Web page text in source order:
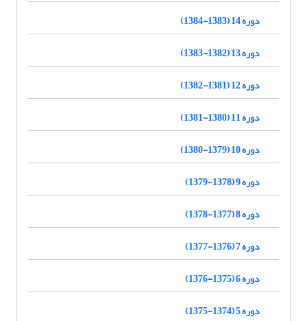
دوره 14 (1383-1384)
دوره 13 (1382-1383)
دوره 12 (1381-1382)
دوره 11 (1380-1381)
دوره 10 (1379-1380)
دوره 9 (1378-1379)
دوره 8 (1377-1378)
دوره 7 (1376-1377)
دوره 6 (1375-1376)
دوره 5 (1374-1375)